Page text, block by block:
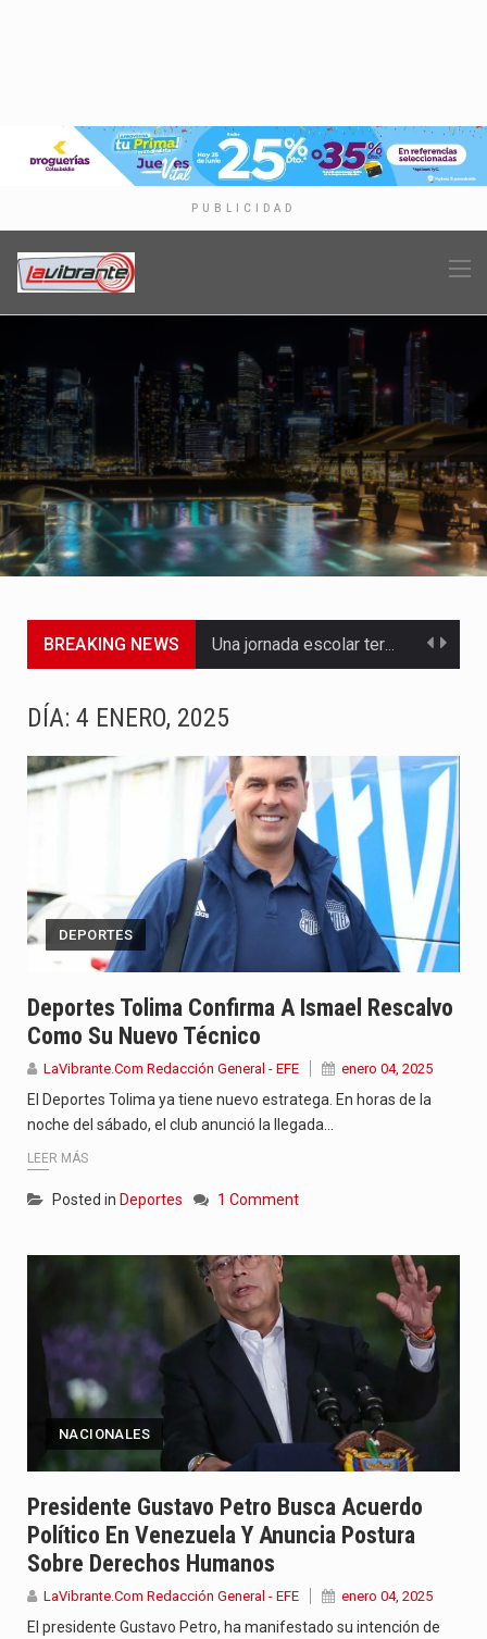
PUBLICIDAD
BREAKING NEWS Una jornada escolar terminó en tragedia este viernes 7 de…
Abelardo de la Espriella asumió este viernes 7 de agosto…
El presidente electo Abelardo de la Espriella aseguró que durante…
Las autoridades sanitarias de Francia y España mantienen bajo vigilancia…
DÍA: 4 ENERO, 2025
DEPORTES
Deportes Tolima Confirma A Ismael Rescalvo
Como Su Nuevo Técnico
LaVibrante.Com Redacción General - EFE enero 04, 2025
El Deportes Tolima ya tiene nuevo estratega. En horas de la
noche del sábado, el club anunció la llegada…
LEER MÁS
Posted in Deportes 1 Comment
NACIONALES
Presidente Gustavo Petro Busca Acuerdo
Político En Venezuela Y Anuncia Postura
Sobre Derechos Humanos
LaVibrante.Com Redacción General - EFE enero 04, 2025
El presidente Gustavo Petro, ha manifestado su intención de